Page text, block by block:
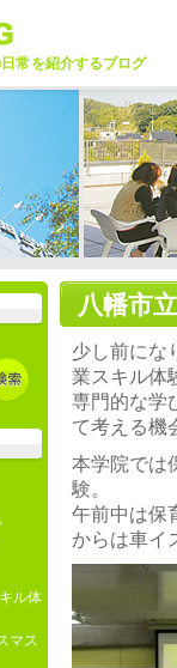
常を紹介するブログ
八幡市
少し前にな
業スキル体
専門的な学
て考える機
本学院では
験。
午前中は保
からは車イ
ル体
マス